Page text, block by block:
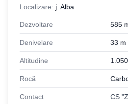
Localizare: j. Alba
Dezvoltare 585
Denivelare 33 m
Altitudine 1.050
Rocă
Contact CS